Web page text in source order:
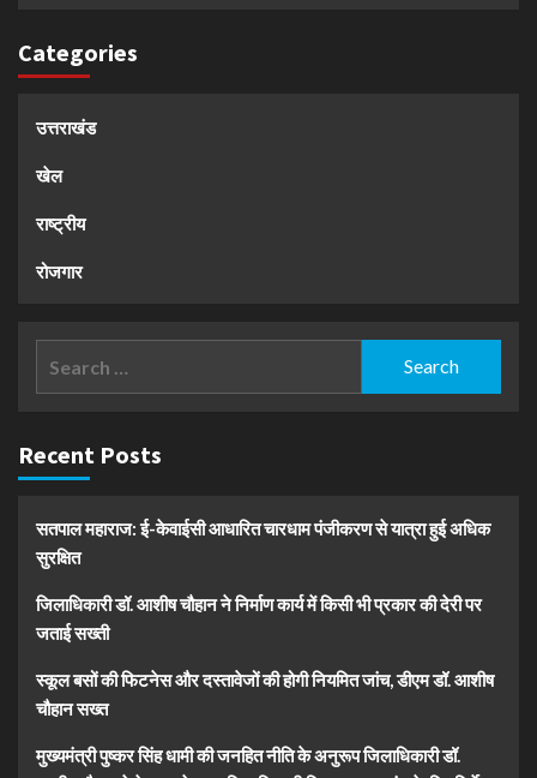
Categories
उत्तराखंड
खेल
राष्ट्रीय
रोजगार
Recent Posts
सतपाल महाराज: ई-केवाईसी आधारित चारधाम पंजीकरण से यात्रा हुई अधिक
सुरक्षित
जिलाधिकारी डॉ. आशीष चौहान ने निर्माण कार्य में किसी भी प्रकार की देरी पर
जताई सख्ती
स्कूल बसों की फिटनेस और दस्तावेजों की होगी नियमित जांच, डीएम डॉ. आशीष
चौहान सख्त
मुख्यमंत्री पुष्कर सिंह धामी की जनहित नीति के अनुरूप जिलाधिकारी डॉ.